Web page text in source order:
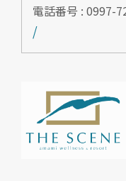
電話番号 : 0997-
/